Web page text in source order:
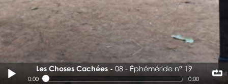
Les Choses Cachées 08 - Éphéméride n° 19
0:00 0:00
08 - Éphéméride n° 19